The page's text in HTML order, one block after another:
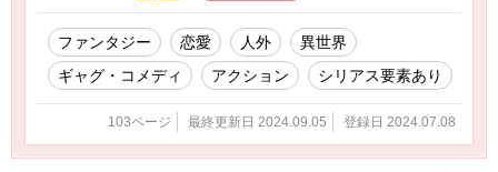
ファンタジー 恋愛 人外
異世界
ギャグ・コメディ
アクション シリアス要素あり
103ページ 最終更新日 2024.09.05 登録日 2024.07.08